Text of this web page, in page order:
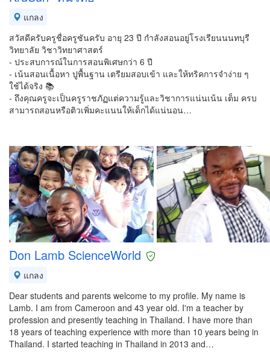
แกลง
สวัสดีครับครูชื่อครูซันครับ อายุ 23 ปี กำลังสอนอยู่โรงเรียนนนทบุรี
วิทยาลัย วิชาวิทยาศาสตร์
- ประสบการณ์ในการสอนพิเศษกว่า 6 ปี
- เน้นสอนเนื้อหา ปูพื้นฐาน เตรียมสอบเข้า และให้ทริคการจำง่าย ๆ
ใช้ได้จริง 📚
- ถึงคุณครูจะเป็นครูราชภัฏแต่ความรู้และวิชาการแน่นเน้น เต็ม ครบ
สามารถสอนหรือติวเพิ่มคะแนนให้เด็กได้แน่นอน…
Don Lamb ScienceWorld
แกลง
Dear students and parents welcome to my profile. My name is
Lamb. I am from Cameroon and 43 year old. I'm a teacher by
profession and presently teaching in Thailand. I have more than
18 years of teaching experience with more than 10 years being in
Thailand. I started teaching in Thailand in 2013 and…